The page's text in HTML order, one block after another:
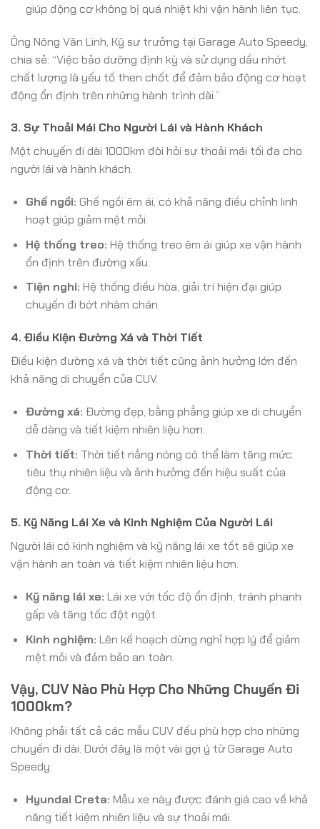
giúp động cơ không bị quá nhiệt khi vận hành liên tục.
Ông Nông Văn Linh, Kỹ sư trưởng tại Garage Auto Speedy,
chia sẻ: “Việc bảo dưỡng định kỳ và sử dụng dầu nhớt
chất lượng là yếu tố then chốt để đảm bảo động cơ hoạt
động ổn định trên những hành trình dài.”
3. Sự Thoải Mái Cho Người Lái và Hành Khách
Một chuyến đi dài 1000km đòi hỏi sự thoải mái tối đa cho
người lái và hành khách.
Ghế ngồi: Ghế ngồi êm ái, có khả năng điều chỉnh linh
hoạt giúp giảm mệt mỏi.
Hệ thống treo: Hệ thống treo êm ái giúp xe vận hành
ổn định trên đường xấu.
Tiện nghi: Hệ thống điều hòa, giải trí hiện đại giúp
chuyến đi bớt nhàm chán.
4. Điều Kiện Đường Xá và Thời Tiết
Điều kiện đường xá và thời tiết cũng ảnh hưởng lớn đến
khả năng di chuyển của CUV.
Đường xá: Đường đẹp, bằng phẳng giúp xe di chuyển
dễ dàng và tiết kiệm nhiên liệu hơn.
Thời tiết: Thời tiết nắng nóng có thể làm tăng mức
tiêu thụ nhiên liệu và ảnh hưởng đến hiệu suất của
động cơ.
5. Kỹ Năng Lái Xe và Kinh Nghiệm Của Người Lái
Người lái có kinh nghiệm và kỹ năng lái xe tốt sẽ giúp xe
vận hành an toàn và tiết kiệm nhiên liệu hơn.
Kỹ năng lái xe: Lái xe với tốc độ ổn định, tránh phanh
gấp và tăng tốc đột ngột.
Kinh nghiệm: Lên kế hoạch dừng nghỉ hợp lý để giảm
mệt mỏi và đảm bảo an toàn.
Vậy, CUV Nào Phù Hợp Cho Những Chuyến Đi
1000km?
Không phải tất cả các mẫu CUV đều phù hợp cho những
chuyến đi dài. Dưới đây là một vài gợi ý từ Garage Auto
Speedy:
Hyundai Creta: Mẫu xe này được đánh giá cao về khả
năng tiết kiệm nhiên liệu và sự thoải mái.